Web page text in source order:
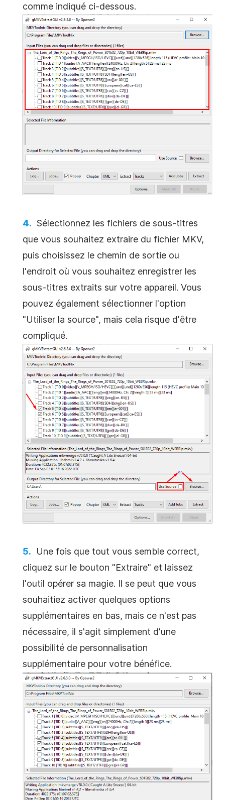
comme indiqué ci-dessous.
Sélectionnez les fichiers de sous-titres
que vous souhaitez extraire du fichier MKV,
puis choisissez le chemin de sortie ou
l'endroit où vous souhaitez enregistrer les
sous-titres extraits sur votre appareil. Vous
pouvez également sélectionner l'option
"Utiliser la source", mais cela risque d'être
compliqué.
Une fois que tout vous semble correct,
cliquez sur le bouton "Extraire" et laissez
l'outil opérer sa magie. Il se peut que vous
souhaitiez activer quelques options
supplémentaires en bas, mais ce n'est pas
nécessaire, il s'agit simplement d'une
possibilité de personnalisation
supplémentaire pour votre bénéfice.